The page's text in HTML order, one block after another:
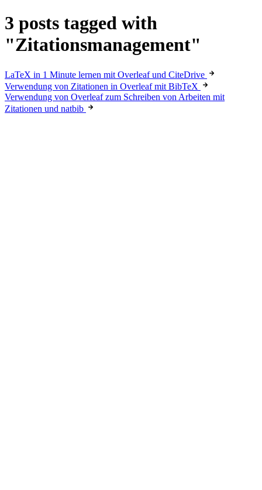
3 posts tagged with
"Zitationsmanagement"
LaTeX in 1 Minute lernen mit Overleaf und CiteDrive
Verwendung von Zitationen in Overleaf mit BibTeX
Verwendung von Overleaf zum Schreiben von Arbeiten mit
Zitationen und natbib